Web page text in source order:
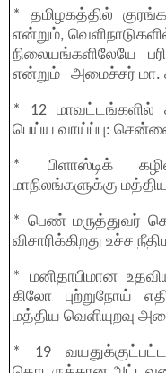
* தமிழகத்தில்
என்றும்,
நிலையங்களிலேயே
என்றும் அமைச்சர் மா.
* 12
பெய்ய வாய்ப்பு:
* பிளாஸ்டிக்
மாநிலங்களுக்கு
* பெண் மருத்துவர்
விசாரிக்கிறது உச்ச
* மனிதாபிமான
கிலோ புற்றுநோய்
மத்திய வெளியுறவு
* 19